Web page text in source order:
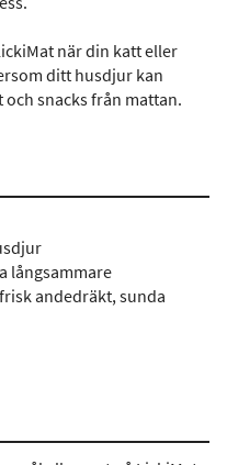
när din katt eller
ditt husdjur kan
snacks från mattan.
långsammare
andedräkt, sunda